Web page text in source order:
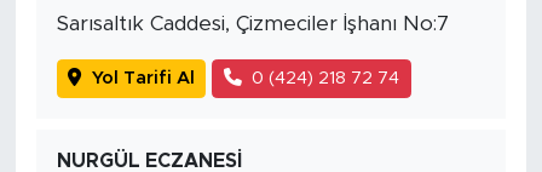
Sarısaltık Caddesi, Çizmeciler İşhanı No:7
Yol Tarifi Al 0 (424) 218 72 74
NURGÜL ECZANESİ